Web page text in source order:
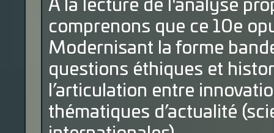
A la lecture de l'analyse
comprenons que ce 10e
Modernisant la forme
questions éthiques et
l’articulation entre
thématiques d’actualité